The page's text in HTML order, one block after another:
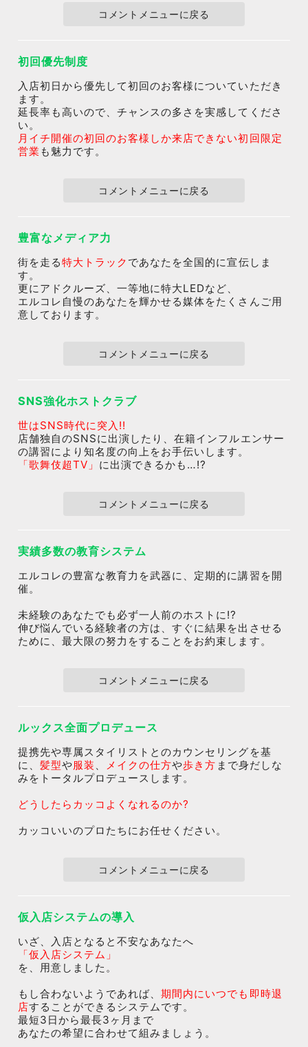
コメントメニューに戻る
初回優先制度
入店初日から優先して初回のお客様についていただき
ます。
延長率も高いので、チャンスの多さを実感してくださ
い。
月イチ開催の初回のお客様しか来店できない初回限定
営業 も魅力です。
コメントメニューに戻る
豊富なメディア力
街を走る特大トラック であなたを全国的に宣伝しま
す。
更にアドクルーズ、一等地に特大LEDなど、
エルコレ自慢のあなたを輝かせる媒体をたくさんご用
意しております。
コメントメニューに戻る
SNS強化ホストクラブ
世はSNS時代に突入!!
店舗独自のSNSに出演したり、在籍インフルエンサー
の講習により知名度の向上をお手伝いします。
「歌舞伎超TV」 に出演できるかも…!?
コメントメニューに戻る
実績多数の教育システム
エルコレの豊富な教育力を武器に、定期的に講習を開
催。
未経験のあなたでも必ず一人前のホストに!?
伸び悩んでいる経験者の方は、すぐに結果を出させる
ために、最大限の努力をすることをお約束します。
コメントメニューに戻る
ルックス全面プロデュース
提携先や専属スタイリストとのカウンセリングを基
に、髪型や服装 、 メイクの仕方や歩き方 まで身だしな
みをトータルプロデュースします。
どうしたらカッコよくなれるのか?
カッコいいのプロたちにお任せください。
コメントメニューに戻る
仮入店システムの導入
いざ、入店となると不安なあなたへ
「仮入店システム」
を、用意しました。
もし合わないようであれば、期間内にいつでも即時退
店することができるシステムです。
最短3日から最長3ヶ月まで
あなたの希望に合わせて組みましょう。